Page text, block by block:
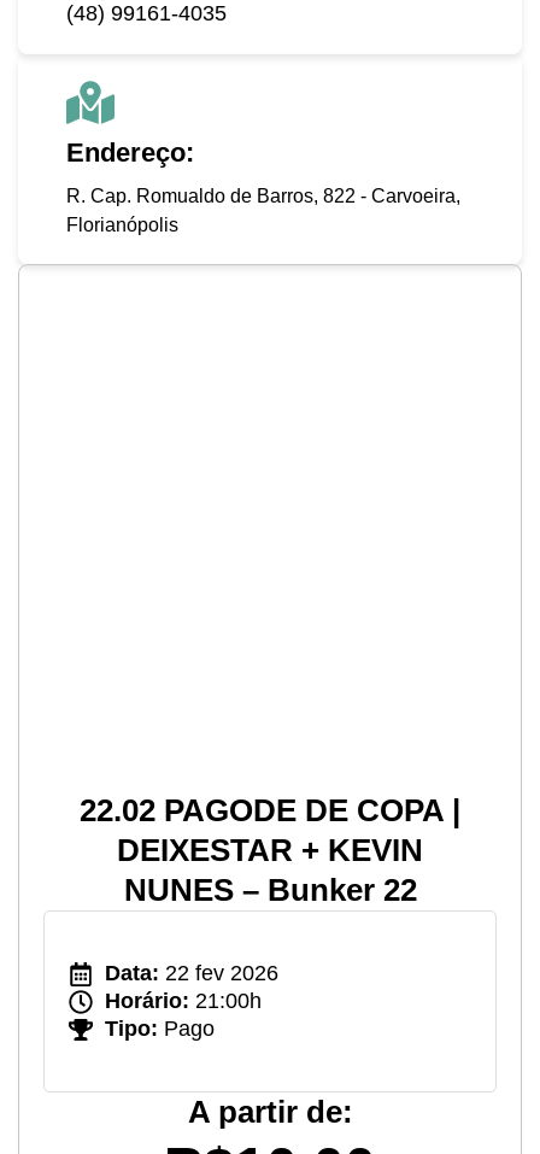
(48) 99161-4035
Endereço:
R. Cap. Romualdo de Barros, 822 - Carvoeira,
Florianópolis
22.02 PAGODE DE COPA |
DEIXESTAR + KEVIN
NUNES – Bunker 22
Data: 22 fev 2026
Horário: 21:00h
Tipo: Pago
A partir de: